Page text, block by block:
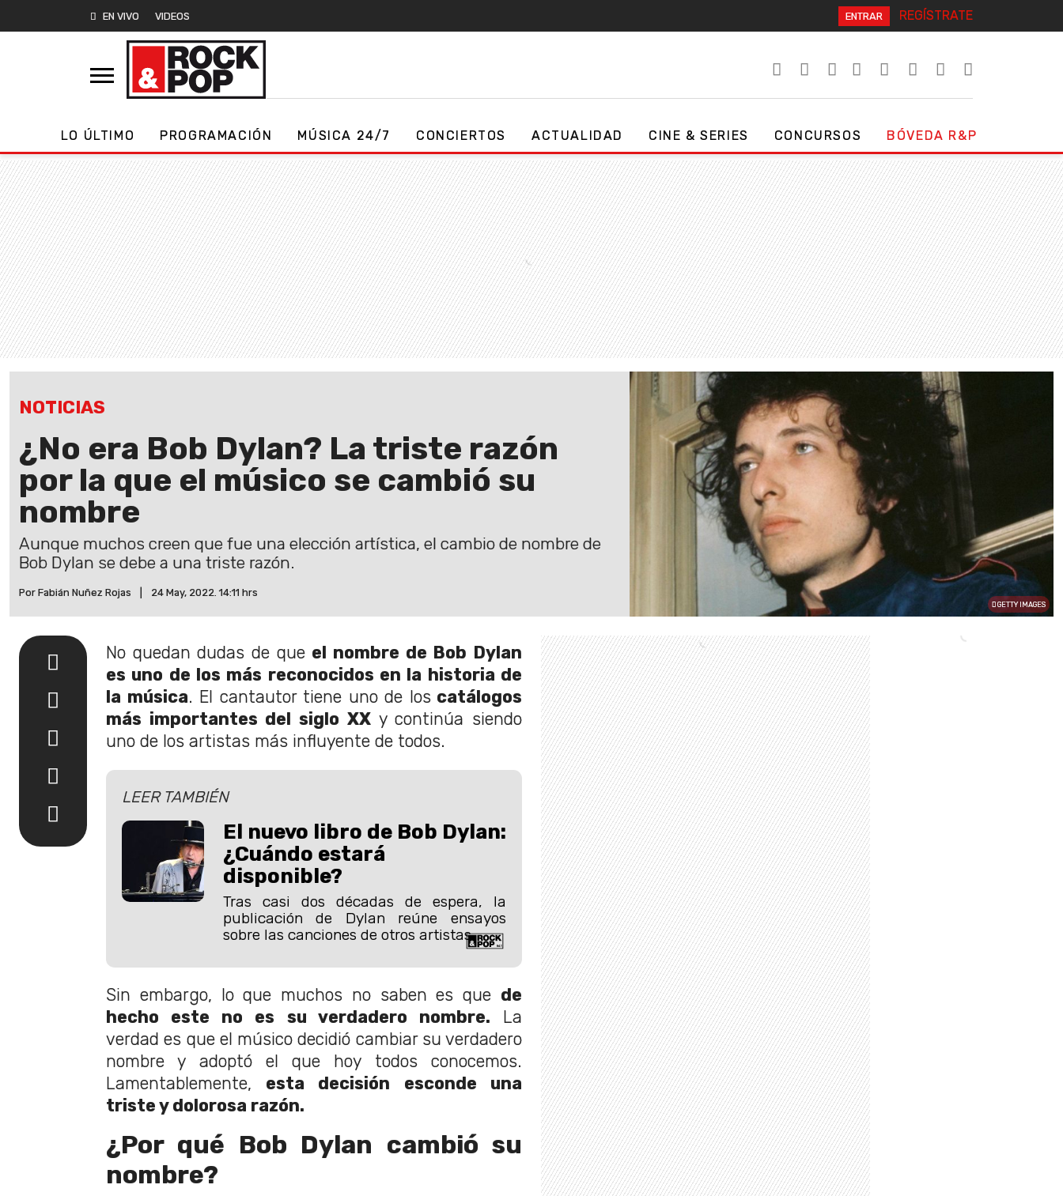
EN VIVO VIDEOS ENTRAR REGÍSTRATE
LO ÚLTIMO PROGRAMACIÓN MÚSICA 24/7 CONCIERTOS ACTUALIDAD CINE & SERIES CONCURSOS BÓVEDA R&P
NOTICIAS
¿No era Bob Dylan? La triste razón
por la que el músico se cambió su
nombre
Aunque muchos creen que fue una elección artística, el cambio de nombre de
Bob Dylan se debe a una triste razón.
Por Fabián Nuñez Rojas 24 May, 2022. 14:11 hrs
GETTY IMAGES
No quedan dudas de que el nombre de Bob Dylan
es uno de los más reconocidos en la historia de
la música. El cantautor tiene uno de loscatálogos
más importantes del siglo XXy continúa siendo
uno de los artistas más influyente de todos.
LEER TAMBIÉN
El nuevo libro de Bob Dylan:
¿Cuándo estará
disponible?
Tras casi dos décadas de espera, la
publicación de Dylan reúne ensayos
sobre las canciones de otros artistas.
Sin embargo, lo que muchos no saben es que de
hecho este no es su verdadero nombre. La
verdad es que el músico decidió cambiar su verdadero
nombre y adoptó el que hoy todos conocemos.
Lamentablemente, esta decisión esconde una
triste y dolorosa razón.
¿Por qué Bob Dylan cambió su
nombre?